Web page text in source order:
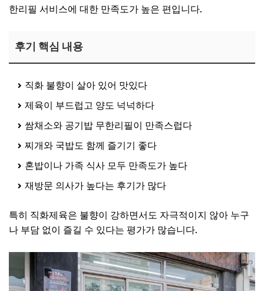
한리필 서비스에 대한 만족도가 높은 편입니다.
후기 핵심 내용
직화 불향이 살아 있어 맛있다
제육이 부드럽고 양도 넉넉하다
쌈채소와 공기밥 무한리필이 만족스럽다
찌개와 국밥도 함께 즐기기 좋다
혼밥이나 가족 식사 모두 만족도가 높다
재방문 의사가 높다는 후기가 많다
특히 직화제육은 불향이 강하면서도 자극적이지 않아 누구
나 부담 없이 즐길 수 있다는 평가가 많습니다.